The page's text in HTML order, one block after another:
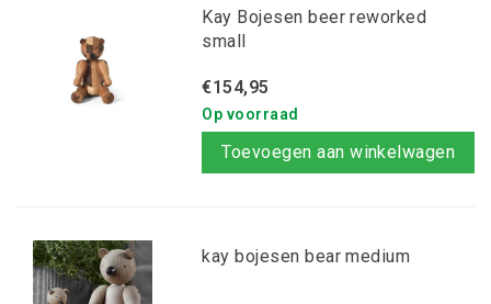
Kay Bojesen beer reworked
small
€154,95
Op voorraad
Toevoegen aan winkelwagen
kay bojesen bear medium